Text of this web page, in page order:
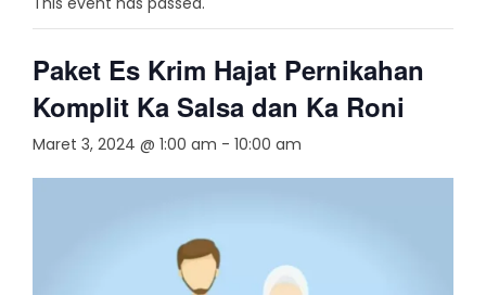
Paket Es Krim Hajat Pernikahan
Komplit Ka Salsa dan Ka Roni
Maret 3, 2024 @ 1:00 am - 10:00 am